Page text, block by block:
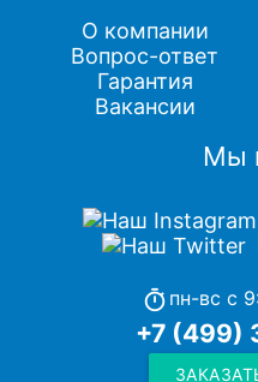
О компании
Вопрос-ответ
Гарантия
Вакансии
Мы
timer пн-вс с
+7 (499)